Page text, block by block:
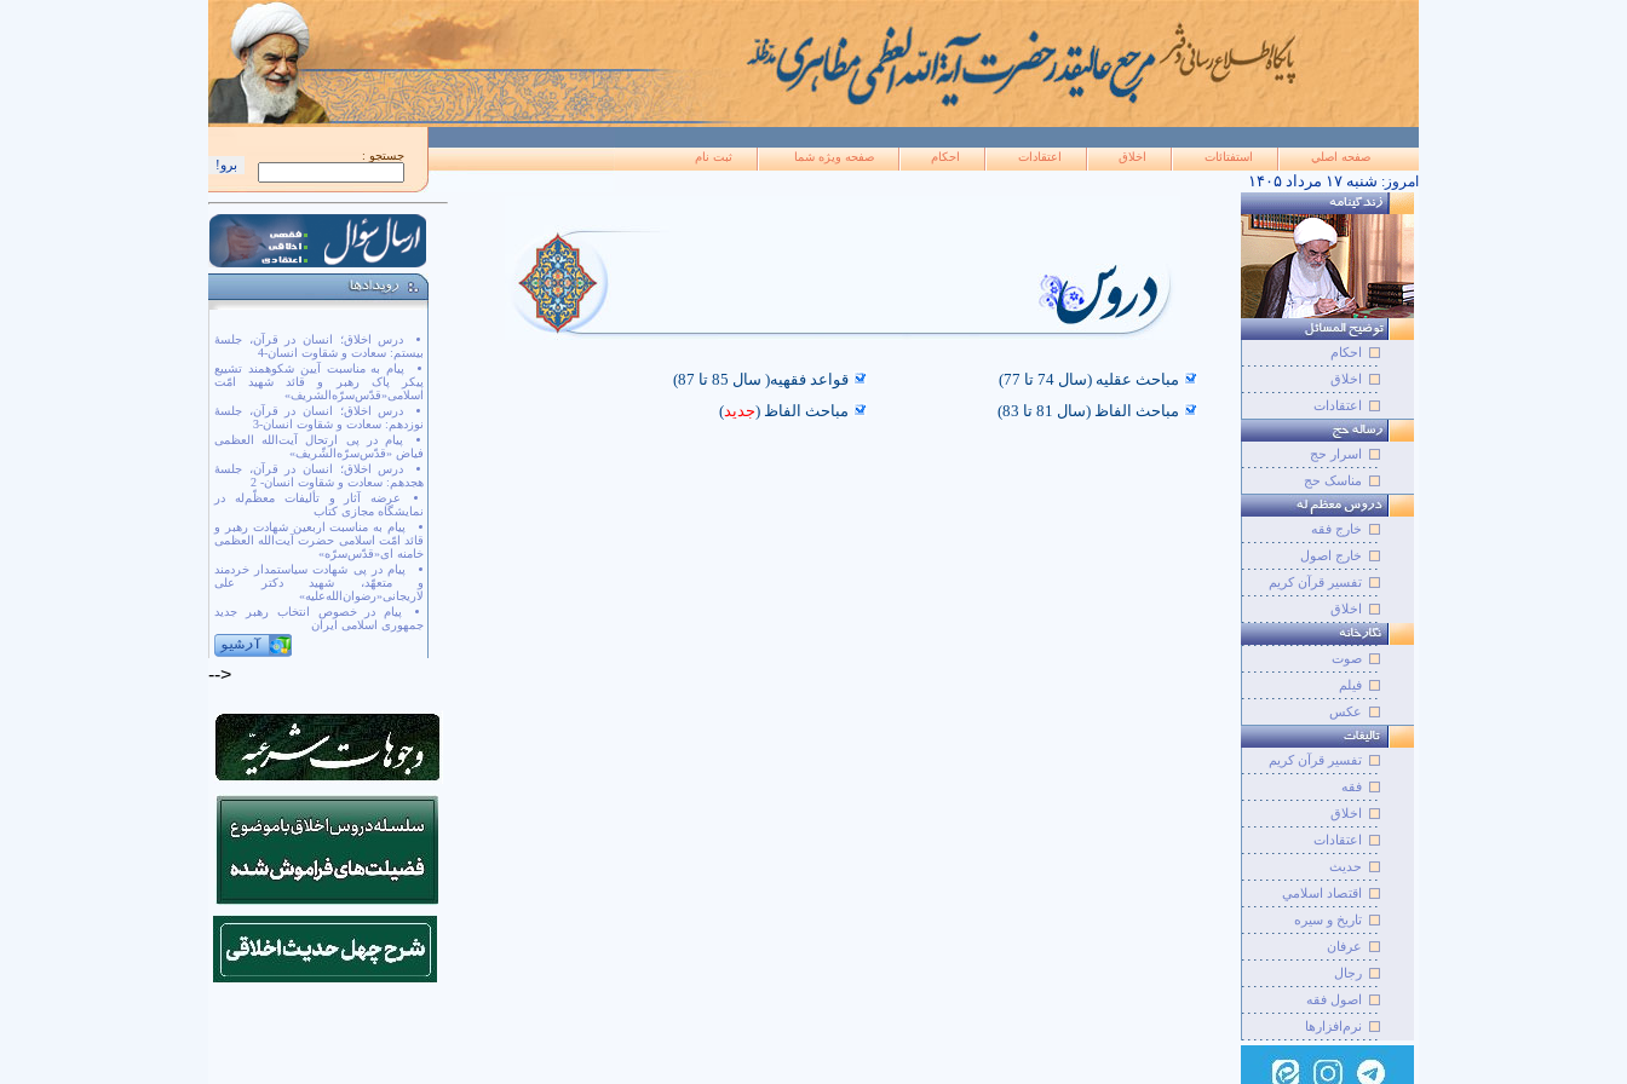
جستجو : صفحه اصلي استفتائات اخلاق اعتقادات احکام صفحه ويژه شما ثبت نام
امروز: ۱۴۰۵ شنبه ۱۷ مرداد
درس اخلاق؛ انسان در قرآن، جلسۀ
بیستم: سعادت و شقاوت انسان-4
پیام به مناسبت آیین شکوهمند تشییع
پیکر پاک رهبر و قائد شهید امّت
اسلامی«قدّس‌سرّه‌الشریف»
درس اخلاق؛ انسان در قرآن، جلسۀ
نوزدهم: سعادت و شقاوت انسان-3
پیام در پی ارتحال آیت‌الله العظمی
فیاض «قدّس‌سرّه‌الشّریف»
درس اخلاق؛ انسان در قرآن، جلسۀ
هجدهم: سعادت و شقاوت انسان- 2
عرضه آثار و تألیفات معظّم‌له در
نمایشگاه مجازی کتاب
پیام به مناسبت اربعین شهادت رهبر و
قائد امّت اسلامی حضرت آیت‌الله العظمی
خامنه ای«قدّس‌سرّه»
پیام در پی شهادت سیاستمدار خردمند
و متعهّد، شهید دکتر علی
لاریجانی«رضوان‌الله‌علیه»
پیام در خصوص انتخاب رهبر جدید
جمهوری اسلامی ایران
-->
مباحث عقلیه (سال 74 تا 77)
قواعد فقهیه( سال 85 تا 87)
مباحث الفاظ (سال 81 تا 83)
مباحث الفاظ (جدید)
احکام
اخلاق
اعتقادات
اسرار حج
مناسک حج
خارج فقه
خارج اصول
تفسیر قرآن کریم
اخلاق
صوت
فيلم
عکس
تفسير قرآن کريم
فقه
اخلاق
اعتقادات
حديث
اقتصاد اسلامي
تاريخ و سيره
عرفان
رجال
اصول فقه
نرم‌افزارها